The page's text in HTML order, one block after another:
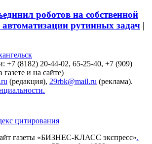
роботов на собственной
рутинных задач |
+7 (8182) 20-44-02, 65-25-40, +7 (909)
и на сайте)
(редакция), 29rbk@mail.ru (реклама).
газеты «БИЗНЕС-КЛАСС экспресс».